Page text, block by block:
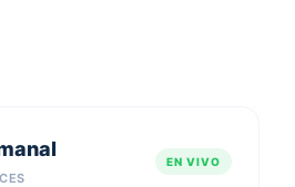
EN VIVO